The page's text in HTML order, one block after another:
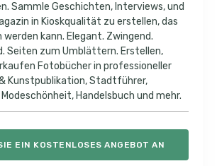
Sammle Geschichten, Interviews, und
in Kioskqualität zu erstellen, das
kann. Elegant. Zwingend.
Seiten zum Umblättern. Erstellen,
Fotobücher in professioneller
Kunstpublikation, Stadtführer,
Handelsbuch und mehr.
EIN KOSTENLOSES ANGEBOT AN